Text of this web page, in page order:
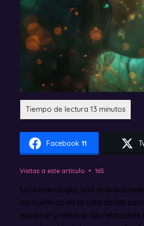
Facebook 11
Visitas a este artículo 165
La numerología, una práctica
los números en la vida de las
explorar y mejorar las relaciones